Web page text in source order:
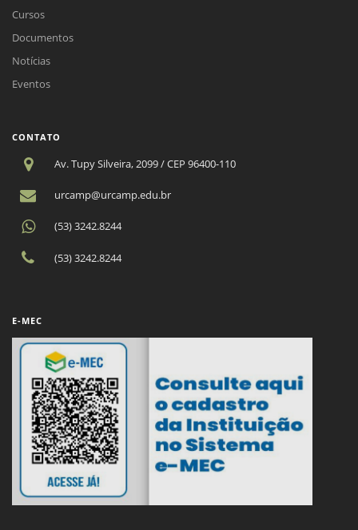
Cursos
Documentos
Notícias
Eventos
CONTATO
Av. Tupy Silveira, 2099 / CEP 96400-110
urcamp@urcamp.edu.br
(53) 3242.8244
(53) 3242.8244
E-MEC